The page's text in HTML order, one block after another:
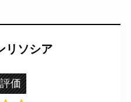
リソシア
価